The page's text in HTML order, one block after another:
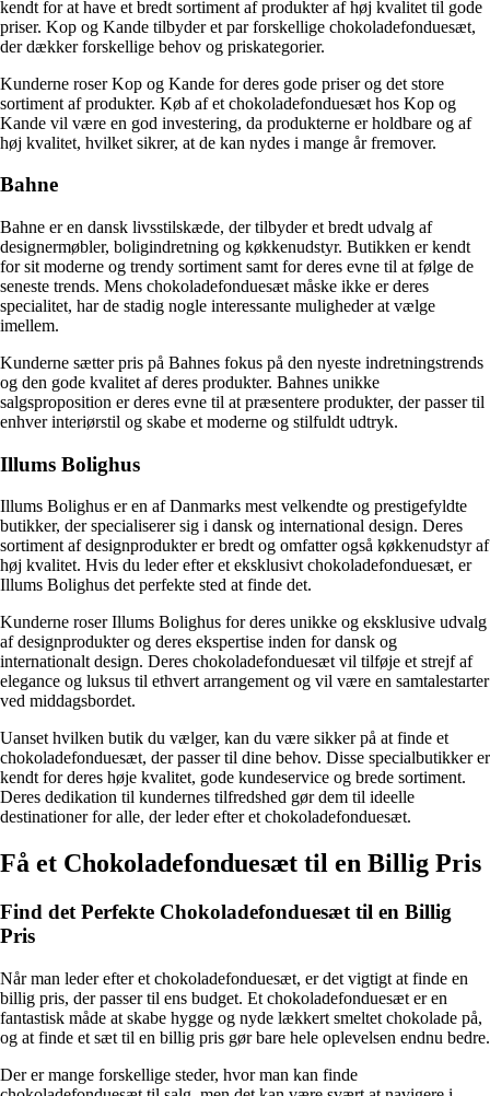
kendt for at have et bredt sortiment af produkter af høj kvalitet til gode
priser. Kop og Kande tilbyder et par forskellige chokoladefonduesæt,
der dækker forskellige behov og priskategorier.
Kunderne roser Kop og Kande for deres gode priser og det store
sortiment af produkter. Køb af et chokoladefonduesæt hos Kop og
Kande vil være en god investering, da produkterne er holdbare og af
høj kvalitet, hvilket sikrer, at de kan nydes i mange år fremover.
Bahne
Bahne er en dansk livsstilskæde, der tilbyder et bredt udvalg af
designermøbler, boligindretning og køkkenudstyr. Butikken er kendt
for sit moderne og trendy sortiment samt for deres evne til at følge de
seneste trends. Mens chokoladefonduesæt måske ikke er deres
specialitet, har de stadig nogle interessante muligheder at vælge
imellem.
Kunderne sætter pris på Bahnes fokus på den nyeste indretningstrends
og den gode kvalitet af deres produkter. Bahnes unikke
salgsproposition er deres evne til at præsentere produkter, der passer til
enhver interiørstil og skabe et moderne og stilfuldt udtryk.
Illums Bolighus
Illums Bolighus er en af Danmarks mest velkendte og prestigefyldte
butikker, der specialiserer sig i dansk og international design. Deres
sortiment af designprodukter er bredt og omfatter også køkkenudstyr af
høj kvalitet. Hvis du leder efter et eksklusivt chokoladefonduesæt, er
Illums Bolighus det perfekte sted at finde det.
Kunderne roser Illums Bolighus for deres unikke og eksklusive udvalg
af designprodukter og deres ekspertise inden for dansk og
internationalt design. Deres chokoladefonduesæt vil tilføje et strejf af
elegance og luksus til ethvert arrangement og vil være en samtalestarter
ved middagsbordet.
Uanset hvilken butik du vælger, kan du være sikker på at finde et
chokoladefonduesæt, der passer til dine behov. Disse specialbutikker er
kendt for deres høje kvalitet, gode kundeservice og brede sortiment.
Deres dedikation til kundernes tilfredshed gør dem til ideelle
destinationer for alle, der leder efter et chokoladefonduesæt.
Få et Chokoladefonduesæt til en Billig Pris
Find det Perfekte Chokoladefonduesæt til en Billig
Pris
Når man leder efter et chokoladefonduesæt, er det vigtigt at finde en
billig pris, der passer til ens budget. Et chokoladefonduesæt er en
fantastisk måde at skabe hygge og nyde lækkert smeltet chokolade på,
og at finde et sæt til en billig pris gør bare hele oplevelsen endnu bedre.
Der er mange forskellige steder, hvor man kan finde